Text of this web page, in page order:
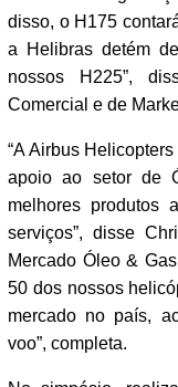
disso, o H175
a Helibras detém
nossos H225”,
Comercial e de
“A Airbus
apoio ao setor de
melhores produtos
serviços”, disse
Mercado Óleo &
50 dos nossos
mercado no país,
voo”, completa.